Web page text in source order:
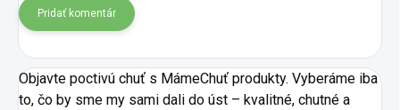
Pridať komentár
Objavte poctivú chuť s MámeChuť produkty. Vyberáme iba
to, čo by sme my sami dali do úst – kvalitné, chutné a